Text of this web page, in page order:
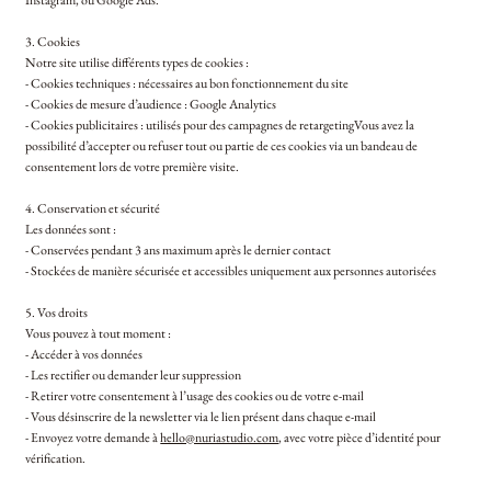
3. Cookies
Notre site utilise différents types de cookies :
- Cookies techniques : nécessaires au bon fonctionnement du site
- Cookies de mesure d’audience : Google Analytics
- Cookies publicitaires : utilisés pour des campagnes de retargetingVous avez la
possibilité d’accepter ou refuser tout ou partie de ces cookies via un bandeau de
consentement lors de votre première visite.
4. Conservation et sécurité
Les données sont :
- Conservées pendant 3 ans maximum après le dernier contact
- Stockées de manière sécurisée et accessibles uniquement aux personnes autorisées
5. Vos droits
Vous pouvez à tout moment :
- Accéder à vos données
- Les rectifier ou demander leur suppression
- Retirer votre consentement à l’usage des cookies ou de votre e-mail
- Vous désinscrire de la newsletter via le lien présent dans chaque e-mail
- Envoyez votre demande àhello@nuriastudio.com, avec votre pièce d’identité pour
vérification.